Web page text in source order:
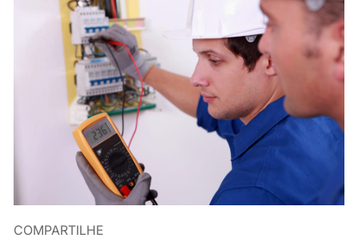
COMPARTILHE